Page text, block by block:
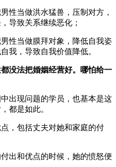
性当做洪水猛兽，压制对方，
导致关系继续恶化；
性当做膜拜对象，降低自我姿
我，导致自我价值降低。
没法把婚姻经营好。哪怕给一
出现问题的学员，也基本是这
都是如此。
，包括丈夫对她和家庭的付
出和优点的时候，她的愤怒便